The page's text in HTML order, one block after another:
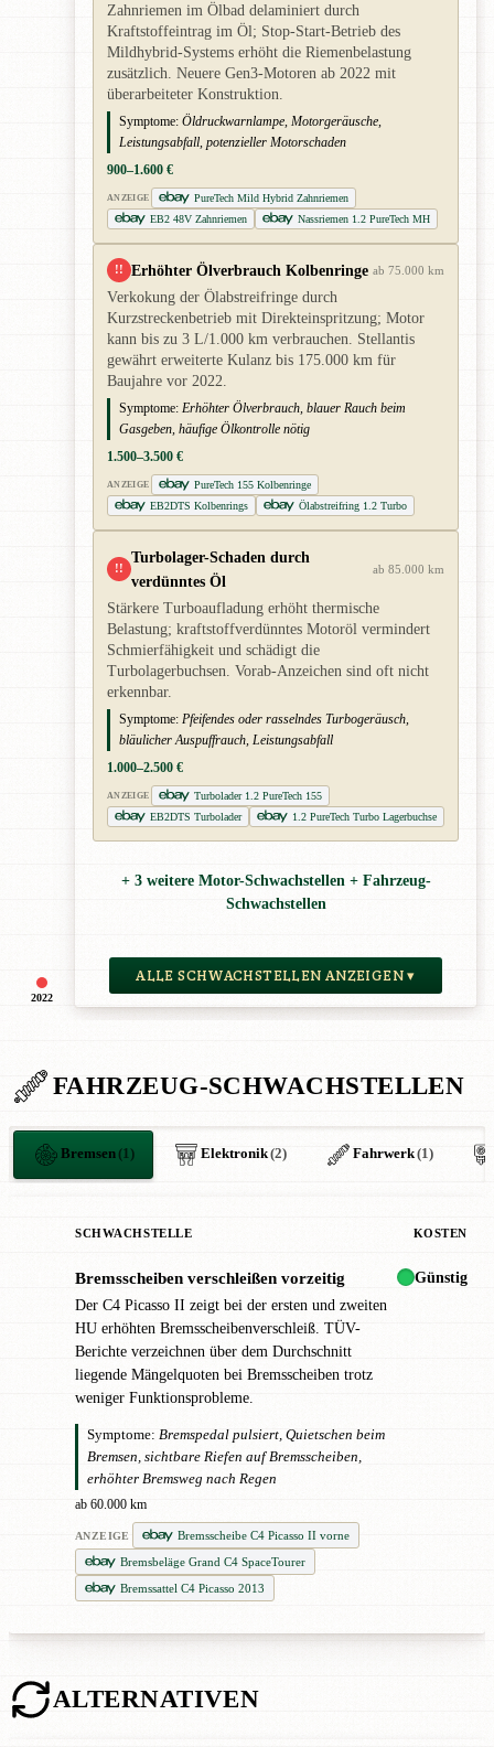
2022
Zahnriemen im Ölbad delaminiert durch
Kraftstoffeintrag im Öl; Stop-Start-Betrieb des
Mildhybrid-Systems erhöht die Riemenbelastung
zusätzlich. Neuere Gen3-Motoren ab 2022 mit
überarbeiteter Konstruktion.
Symptome: Öldruckwarnlampe, Motorgeräusche,
Leistungsabfall, potenzieller Motorschaden
900–1.600 €
ANZEIGE
PureTech Mild Hybrid Zahnriemen
EB2 48V Zahnriemen
Nassriemen 1.2 PureTech MH
!! Erhöhter Ölverbrauch Kolbenringe ab 75.000 km
Verkokung der Ölabstreifringe durch
Kurzstreckenbetrieb mit Direkteinspritzung; Motor
kann bis zu 3 L/1.000 km verbrauchen. Stellantis
gewährt erweiterte Kulanz bis 175.000 km für
Baujahre vor 2022.
Symptome: Erhöhter Ölverbrauch, blauer Rauch beim
Gasgeben, häufige Ölkontrolle nötig
1.500–3.500 €
ANZEIGE
PureTech 155 Kolbenringe
EB2DTS Kolbenrings
Ölabstreifring 1.2 Turbo
!!
Turbolager-Schaden durch
verdünntes Öl
ab 85.000 km
Stärkere Turboaufladung erhöht thermische
Belastung; kraftstoffverdünntes Motoröl vermindert
Schmierfähigkeit und schädigt die
Turbolagerbuchsen. Vorab-Anzeichen sind oft nicht
erkennbar.
Symptome: Pfeifendes oder rasselndes Turbogeräusch,
bläulicher Auspuffrauch, Leistungsabfall
1.000–2.500 €
ANZEIGE
Turbolader 1.2 PureTech 155
EB2DTS Turbolader
1.2 PureTech Turbo Lagerbuchse
+ 3 weitere Motor-Schwachstellen + Fahrzeug-
Schwachstellen
ALLE SCHWACHSTELLEN ANZEIGEN ▾
FAHRZEUG-SCHWACHSTELLEN
Bremsen(1) Elektronik(2) Fahrwerk(1)
SCHWACHSTELLE KOSTEN
Bremsscheiben verschleißen vorzeitig
Der C4 Picasso II zeigt bei der ersten und zweiten
HU erhöhten Bremsscheibenverschleiß. TÜV-
Berichte verzeichnen über dem Durchschnitt
liegende Mängelquoten bei Bremsscheiben trotz
weniger Funktionsprobleme.
Symptome: Bremspedal pulsiert, Quietschen beim
Bremsen, sichtbare Riefen auf Bremsscheiben,
erhöhter Bremsweg nach Regen
ab 60.000 km
ANZEIGE
Bremsscheibe C4 Picasso II vorne
Bremsbeläge Grand C4 SpaceTourer
Bremssattel C4 Picasso 2013
Günstig
ALTERNATIVEN